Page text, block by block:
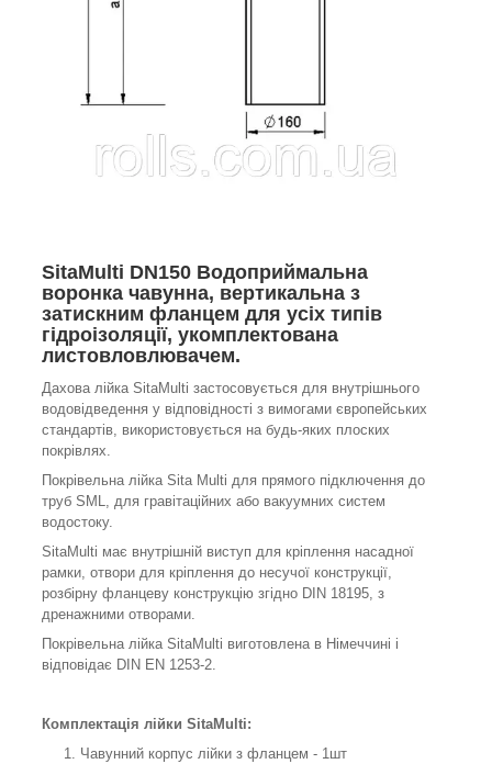
SitaMulti DN150 Водоприймальна
воронка чавунна, вертикальна з
затискним фланцем для усіх типів
гідроізоляції, укомплектована
листовловлювачем.
Дахова лійка SitaMulti застосовується для внутрішнього
водовідведення у відповідності з вимогами європейських
стандартів, використовується на будь-яких плоских
покрівлях.
Покрівельна лійка Sita Multi для прямого підключення до
труб SML, для гравітаційних або вакуумних систем
водостоку.
SitaMulti має внутрішній виступ для кріплення насадної
рамки, отвори для кріплення до несучої конструкції,
розбірну фланцеву конструкцію згідно DIN 18195, з
дренажними отворами.
Покрівельна лійка SitaMulti виготовлена в Німеччині і
відповідає DIN EN 1253-2.
Комплектація лійки SitaMulti:
Чавунний корпус лійки з фланцем - 1шт